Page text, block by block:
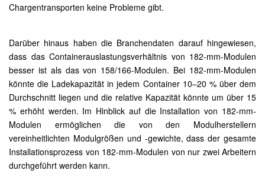
Chargentransporten keine Probleme gibt.
Darüber hinaus haben die Branchendaten darauf hingewiesen,
dass das Containerauslastungsverhältnis von 182-mm-Modulen
besser ist als das von 158/166-Modulen. Bei 182-mm-Modulen
könnte die Ladekapazität in jedem Container 10–20 % über dem
Durchschnitt liegen und die relative Kapazität könnte um über 15
% erhöht werden. Im Hinblick auf die Installation von 182-mm-
Modulen ermöglichen die von den Modulherstellern
vereinheitlichten Modulgrößen und -gewichte, dass der gesamte
Installationsprozess von 182-mm-Modulen von nur zwei Arbeitern
durchgeführt werden kann.